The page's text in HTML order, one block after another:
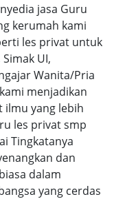
jasa Guru
kerumah kami
les privat untuk
Simak UI,
Wanita/Pria
menjadikan
ilmu yang lebih
les privat smp
Tingkatanya
dan
dalam
yang cerdas